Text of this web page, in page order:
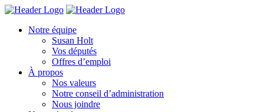
Skip
content
Homepage
Homepage
Notre équipe
Susan Holt
Vos députés
Offres d’emploi
À propos
Nos valeurs
Notre conseil d’administration
Nous joindre